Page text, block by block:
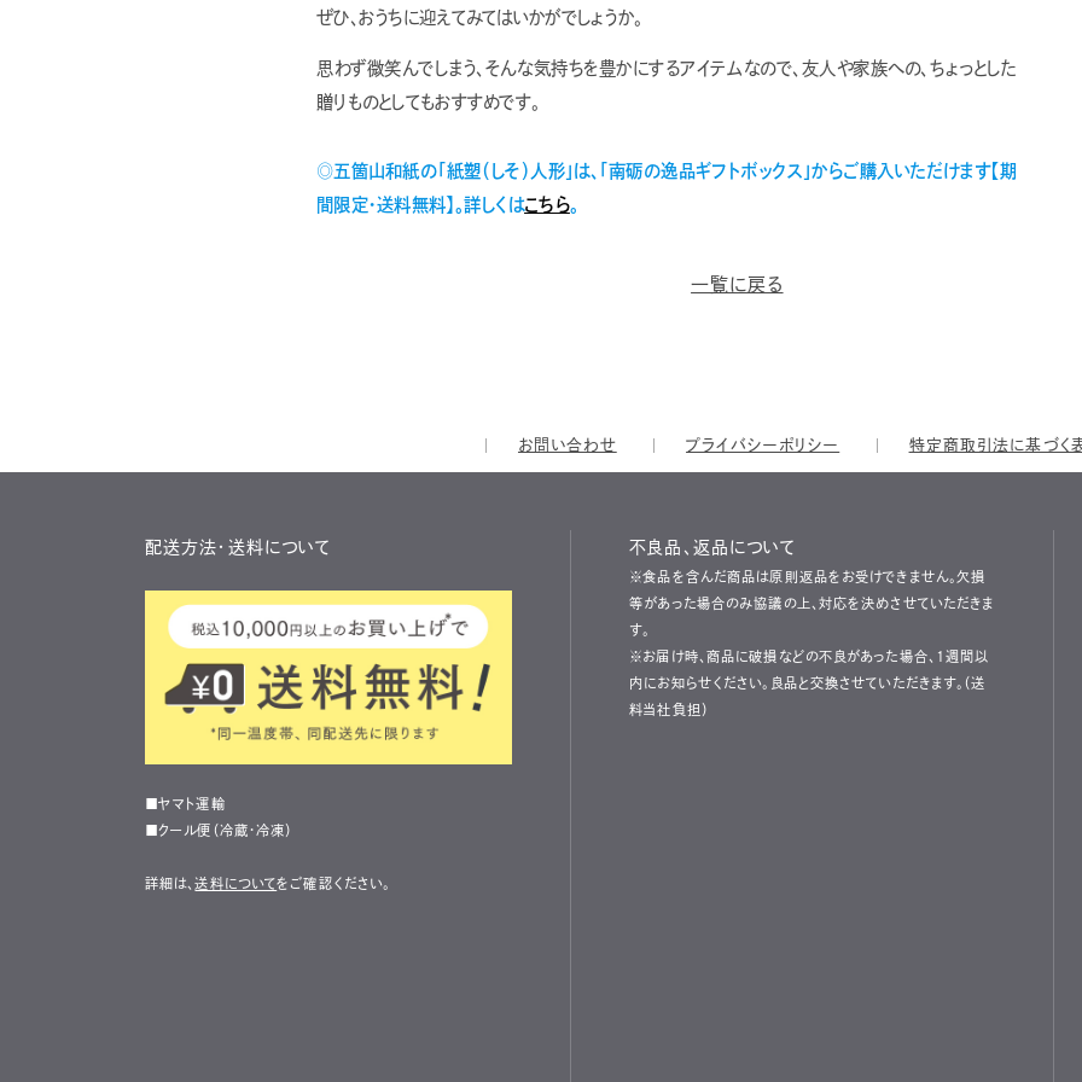
ぜひ、おうちに迎えてみてはいかがでしょうか。
思わず微笑んでしまう、そんな気持ちを豊かにするアイテムなので、友人や家族への、ちょっとした
贈りものとしてもおすすめです。
◎五箇山和紙の「紙塑（しそ）人形」は、「南砺の逸品ギフトボックス」からご購入いただけます【期
間限定・送料無料】。詳しくはこちら。
一覧に戻る
お問い合わせ プライバシーポリシー 特定商取引法に基づく
配送方法・送料について
■ヤマト運輸
■クール便（冷蔵・冷凍）
詳細は、送料についてをご確認ください。
不良品、返品について
※食品を含んだ商品は原則返品をお受けできません。欠損
等があった場合のみ協議の上、対応を決めさせていただきま
す。
※お届け時、商品に破損などの不良があった場合、1週間以
内にお知らせください。良品と交換させていただきます。（送
料当社負担）